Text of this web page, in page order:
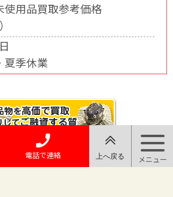
使用品買取参考価格
夏季休業
電話で連絡